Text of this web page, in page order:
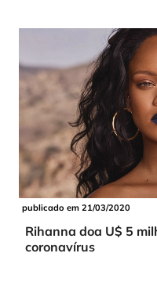
publicado em 21/03/2020
Rihanna doa U$ 5
coronavírus